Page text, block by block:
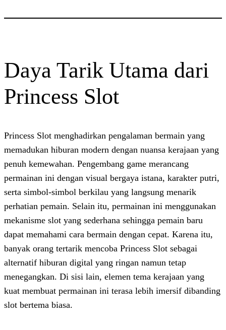
Daya Tarik
Princess Slot
Princess Slot menghadirkan pengalaman
memadukan hiburan modern dengan
penuh kemewahan. Pengembang game
permainan ini dengan visual bergaya
serta simbol-simbol berkilau yang
perhatian pemain. Selain itu, permainan
mekanisme slot yang sederhana sehingga
dapat memahami cara bermain dengan
banyak orang tertarik mencoba Princess
alternatif hiburan digital yang ringan
menegangkan. Di sisi lain, elemen tema
kuat membuat permainan ini terasa lebih
slot bertema biasa.